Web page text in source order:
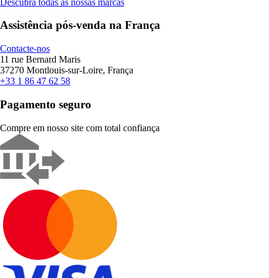
Assistência pós-venda na França
Contacte-nos
11 rue Bernard Maris
37270 Montlouis-sur-Loire, França
+33 1 86 47 62 58
Pagamento seguro
Compre em nosso site com total confiança